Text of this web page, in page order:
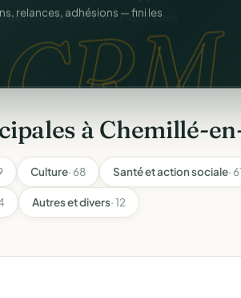
relances, adhésions — fini les
à Chemillé-
Culture· 68 Santé et action sociale·
Autres et divers· 12